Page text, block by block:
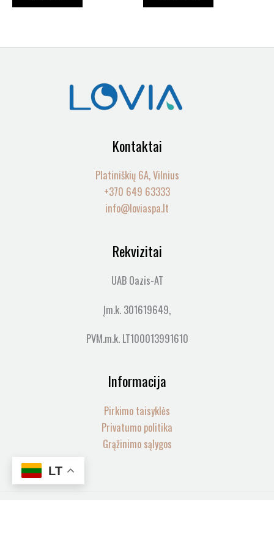
Kontaktai
Platiniškių 6A, Vilnius
+370 649 63333
info@loviaspa.lt
Rekvizitai
UAB Oazis-AT
Įm.k. 301619649,
PVM.m.k. LT100013991610
Informacija
Pirkimo taisyklės
Privatumo politika
Grąžinimo sąlygos
LT